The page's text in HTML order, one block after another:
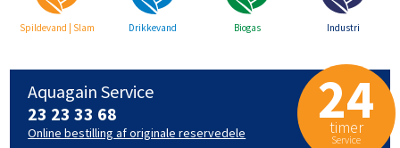
24
timer
Service
Aquagain Service
23 23 33 68
Online bestilling af originale reservedele
Spildevand | Slam Drikkevand Biogas Industri